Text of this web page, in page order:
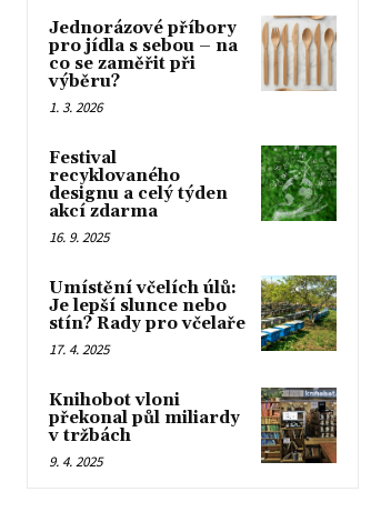
Jednorázové příbory
pro jídla s sebou – na
co se zaměřit při
výběru?
1. 3. 2026
Festival
recyklovaného
designu a celý týden
akcí zdarma
16. 9. 2025
Umístění včelích úlů:
Je lepší slunce nebo
stín? Rady pro včelaře
17. 4. 2025
Knihobot vloni
překonal půl miliardy
v tržbách
9. 4. 2025